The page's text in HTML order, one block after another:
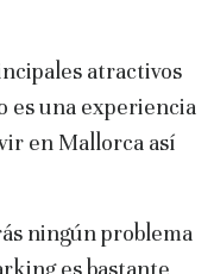
atractivos
es una experiencia
en Mallorca así
ningún problema
es bastante